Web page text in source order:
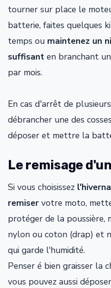
tourner sur place le
batterie, faites quelques
temps ou maintenez un
suffisant en branchant
par mois.
En cas d'arrêt de
débrancher une des
déposer et mettre la
Le remisage
Si vous choisissez
remiser votre moto,
protéger de la poussière,
nylon ou coton (drap) et
qui garde l'humidité.
Penser é bien graisser la
vous pouvez aussi